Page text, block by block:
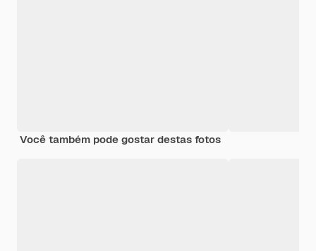
Você também pode gostar destas fotos